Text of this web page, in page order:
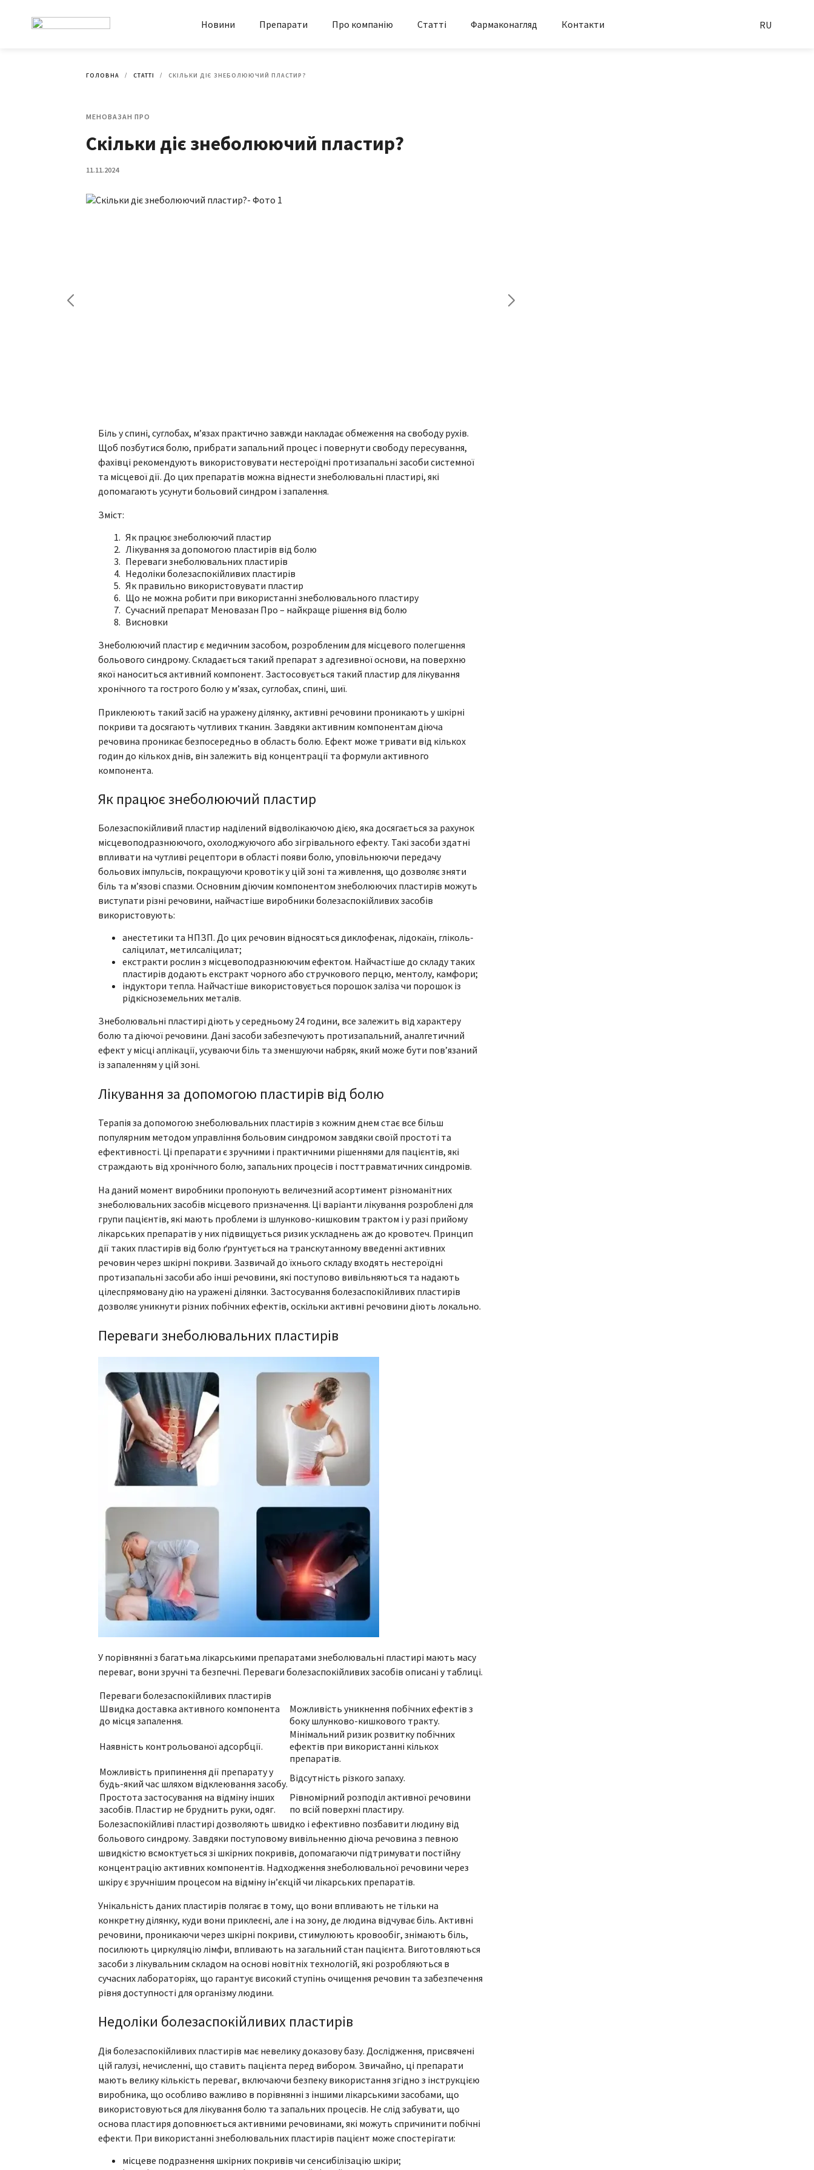
Новини Препарати Про компанію Статті Фармаконагляд Контакти RU
ГОЛОВНА СТАТТІ СКІЛЬКИ ДІЄ ЗНЕБОЛЮЮЧИЙ ПЛАСТИР?
МЕНОВАЗАН ПРО
Скільки діє знеболюючий пластир?
11.11.2024
Біль у спині, суглобах, м’язах практично завжди накладає обмеження на свободу рухів.
Щоб позбутися болю, прибрати запальний процес і повернути свободу пересування,
фахівці рекомендують використовувати нестероїдні протизапальні засоби системної
та місцевої дії. До цих препаратів можна віднести знеболювальні пластирі, які
допомагають усунути больовий синдром і запалення.
Зміст:
Як працює знеболюючий пластир
Лікування за допомогою пластирів від болю
Переваги знеболювальних пластирів
Недоліки болезаспокійливих пластирів
Як правильно використовувати пластир
Що не можна робити при використанні знеболювального пластиру
Сучасний препарат Меновазан Про – найкраще рішення від болю
Висновки
Знеболюючий пластир є медичним засобом, розробленим для місцевого полегшення
больового синдрому. Складається такий препарат з адгезивної основи, на поверхню
якої наноситься активний компонент. Застосовується такий пластир для лікування
хронічного та гострого болю у м’язах, суглобах, спині, шиї.
Приклеюють такий засіб на уражену ділянку, активні речовини проникають у шкірні
покриви та досягають чутливих тканин. Завдяки активним компонентам діюча
речовина проникає безпосередньо в область болю. Ефект може тривати від кількох
годин до кількох днів, він залежить від концентрації та формули активного
компонента.
Як працює знеболюючий пластир
Болезаспокійливий пластир наділений відволікаючою дією, яка досягається за рахунок
місцевоподразнюючого, охолоджуючого або зігрівального ефекту. Такі засоби здатні
впливати на чутливі рецептори в області появи болю, уповільнюючи передачу
больових імпульсів, покращуючи кровотік у цій зоні та живлення, що дозволяє зняти
біль та м’язові спазми. Основним діючим компонентом знеболюючих пластирів можуть
виступати різні речовини, найчастіше виробники болезаспокійливих засобів
використовують:
анестетики та НПЗП. До цих речовин відносяться диклофенак, лідокаїн, гліколь-
саліцилат, метилсаліцилат;
екстракти рослин з місцевоподразнюючим ефектом. Найчастіше до складу таких
пластирів додають екстракт чорного або стручкового перцю, ментолу, камфори;
індуктори тепла. Найчастіше використовується порошок заліза чи порошок із
рідкісноземельних металів.
Знеболювальні пластирі діють у середньому 24 години, все залежить від характеру
болю та діючої речовини. Дані засоби забезпечують протизапальний, аналгетичний
ефект у місці аплікації, усуваючи біль та зменшуючи набряк, який може бути пов’язаний
із запаленням у цій зоні.
Лікування за допомогою пластирів від болю
Терапія за допомогою знеболювальних пластирів з кожним днем ​​стає все більш
популярним методом управління больовим синдромом завдяки своїй простоті та
ефективності. Ці препарати є зручними і практичними рішеннями для пацієнтів, які
страждають від хронічного болю, запальних процесів і посттравматичних синдромів.
На даний момент виробники пропонують величезний асортимент різноманітних
знеболювальних засобів місцевого призначення. Ці варіанти лікування розроблені для
групи пацієнтів, які мають проблеми із шлунково-кишковим трактом і у разі прийому
лікарських препаратів у них підвищується ризик ускладнень аж до кровотеч. Принцип
дії таких пластирів від болю ґрунтується на транскутанному введенні активних
речовин через шкірні покриви. Зазвичай до їхнього складу входять нестероїдні
протизапальні засоби або інші речовини, які поступово вивільняються та надають
цілеспрямовану дію на уражені ділянки. Застосування болезаспокійливих пластирів
дозволяє уникнути різних побічних ефектів, оскільки активні речовини діють локально.
Переваги знеболювальних пластирів
У порівнянні з багатьма лікарськими препаратами знеболювальні пластирі мають масу
переваг, вони зручні та безпечні. Переваги болезаспокійливих засобів описані у таблиці.
Переваги болезаспокійливих пластирів
Швидка доставка активного компонента
до місця запалення.
Можливість уникнення побічних ефектів з
боку шлунково-кишкового тракту.
Наявність контрольованої адсорбції.
Мінімальний ризик розвитку побічних
ефектів при використанні кількох
препаратів.
Можливість припинення дії препарату у
будь-який час шляхом відклеювання засобу. Відсутність різкого запаху.
Простота застосування на відміну інших
засобів. Пластир не бруднить руки, одяг.
Рівномірний розподіл активної речовини
по всій поверхні пластиру.
Болезаспокійливі пластирі дозволяють швидко і ефективно позбавити людину від
больового синдрому. Завдяки поступовому вивільненню діюча речовина з певною
швидкістю всмоктується зі шкірних покривів, допомагаючи підтримувати постійну
концентрацію активних компонентів. Надходження знеболювальної речовини через
шкіру є зручнішим процесом на відміну ін’єкцій чи лікарських препаратів.
Унікальність даних пластирів полягає в тому, що вони впливають не тільки на
конкретну ділянку, куди вони приклеєні, але і на зону, де людина відчуває біль. Активні
речовини, проникаючи через шкірні покриви, стимулюють кровообіг, знімають біль,
посилюють циркуляцію лімфи, впливають на загальний стан пацієнта. Виготовляються
засоби з лікувальним складом на основі новітніх технологій, які розробляються в
сучасних лабораторіях, що гарантує високий ступінь очищення речовин та забезпечення
рівня доступності для організму людини.
Недоліки болезаспокійливих пластирів
Дія болезаспокійливих пластирів має невелику доказову базу. Дослідження, присвячені
цій галузі, нечисленні, що ставить пацієнта перед вибором. Звичайно, ці препарати
мають велику кількість переваг, включаючи безпеку використання згідно з інструкцією
виробника, що особливо важливо в порівнянні з іншими лікарськими засобами, що
використовуються для лікування болю та запальних процесів. Не слід забувати, що
основа пластиря доповнюється активними речовинами, які можуть спричинити побічні
ефекти. При використанні знеболювальних пластирів пацієнт може спостерігати:
місцеве подразнення шкірних покривів чи сенсибілізацію шкіри;